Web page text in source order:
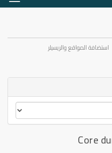
استضافة المواقع والريسيلر